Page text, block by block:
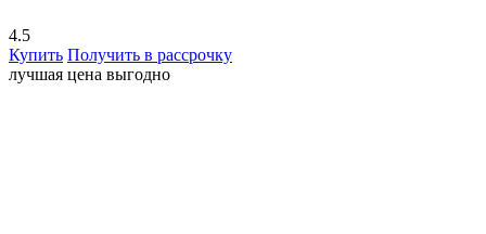
4.5
Купить Получить в рассрочку
лучшая цена выгодно